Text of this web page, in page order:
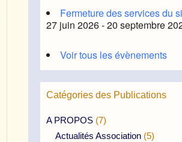
Fermeture des services du
27 juin 2026 - 20 septembre
Voir tous les évènements
Catégories des Publications
A PROPOS (7)
Actualités Association (5)